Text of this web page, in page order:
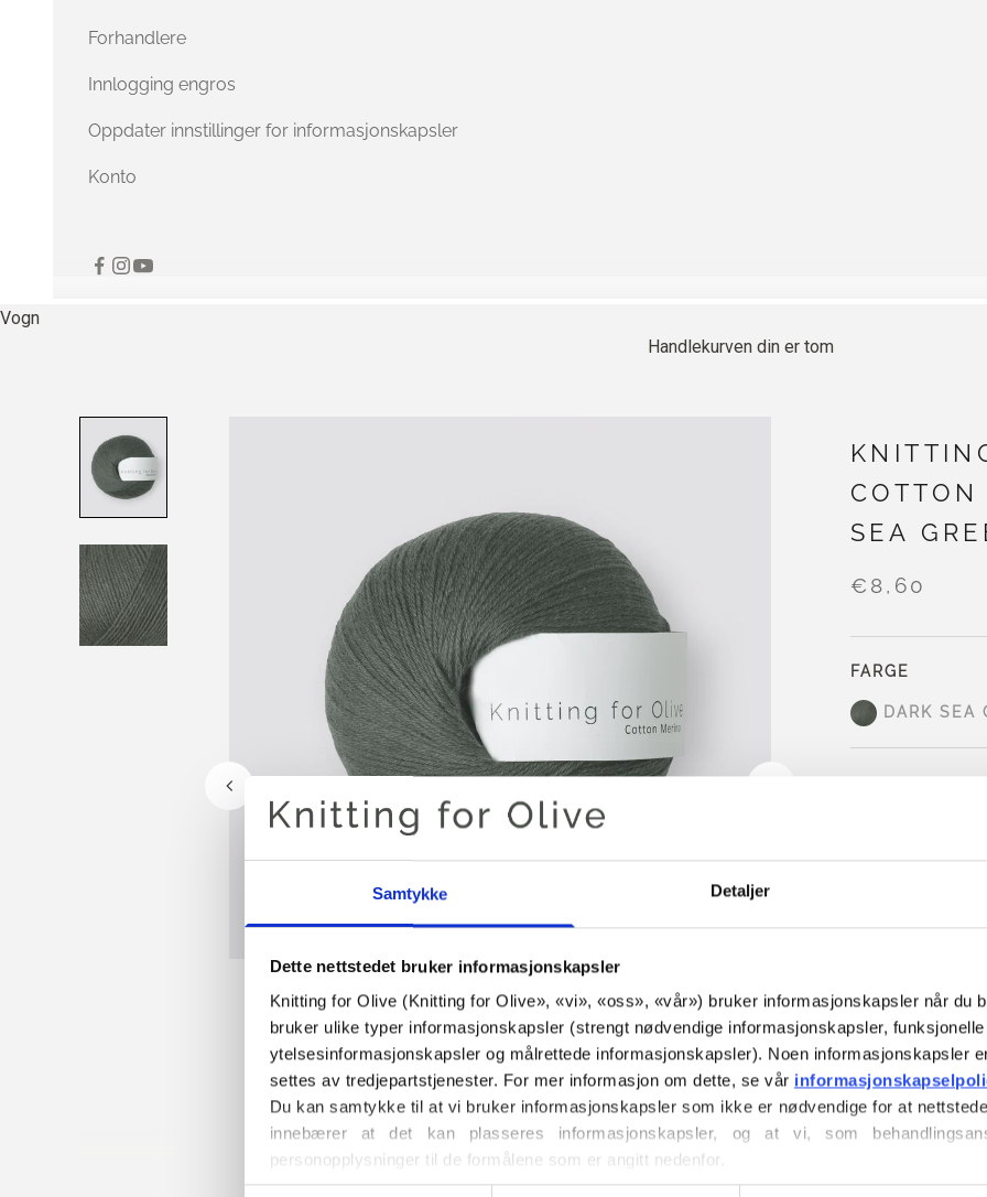
Samtykke Detaljer
Dette nettstedet bruker informasjonskapsler
Knitting for Olive (Knitting for Olive», «vi», «oss», «vår») bruker informasjonskapsler når du
bruker ulike typer informasjonskapsler (strengt nødvendige informasjonskapsler,
ytelsesinformasjonskapsler og målrettede informasjonskapsler). Noen informasjonskapsler
settes av tredjepartstjenester. For mer informasjon om dette, se vår
Du kan samtykke til at vi bruker informasjonskapsler som ikke er nødvendige for at
innebærer at det kan plasseres informasjonskapsler, og at vi, som
personopplysninger til de formålene som er angitt nedenfor.
Du kan når som helst endre eller trekke tilbake ditt samtykke via vår retningslinjer for
Forhandlere
Innlogging engros
Oppdater innstillinger for informasjonskapsler
Konto
Vogn
Handlekurven din er tom
SEA
€8,60
FARGE
DARK SEA
LEGG I
Bruk€100,0
Bestillinger
nøytrale til svakt
diskret preg med
Fargetone:
Fargesesong:
Passer også